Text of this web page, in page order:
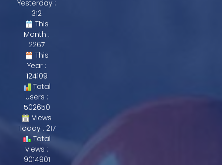
Yesterday :
312
This
Month :
2267
This
Year :
124109
Total
Users :
502650
Views
Today : 217
Total
views :
9014901